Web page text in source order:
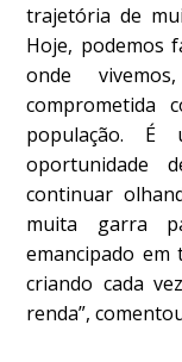
trajetória de
Hoje, podemos
onde
comprometida
população.
oportunidade
continuar
muita garra
emancipado em
criando cada
renda”,